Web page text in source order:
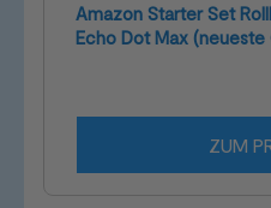
Amazon Starter Set
Echo Dot Max
ZUM